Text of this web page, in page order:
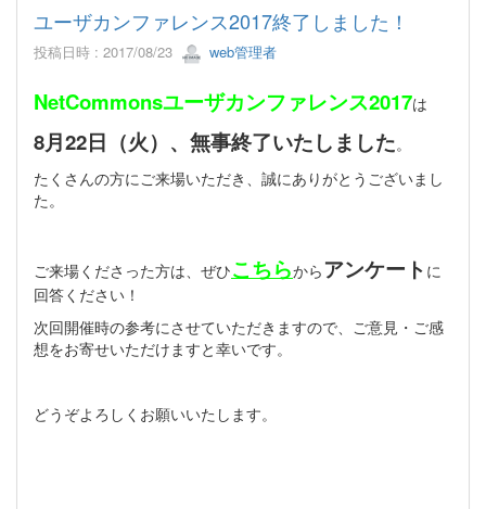
ユーザカンファレンス2017終了しました！
投稿日時 : 2017/08/23 web管理者
NetCommonsユーザカンファレンス2017は
8月22日（火）、無事終了いたしました。
たくさんの方にご来場いただき、誠にありがとうございまし
た。
ご来場くださった方は、ぜひこちらから アンケート に
回答ください！
次回開催時の参考にさせていただきますので、ご意見・ご感
想をお寄せいただけますと幸いです。
どうぞよろしくお願いいたします。